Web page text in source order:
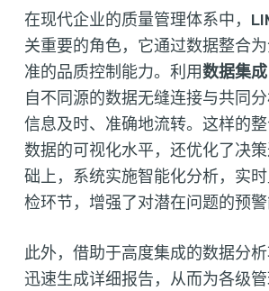
在现代企业的质量管理体系中，
关重要的角色，它通过数据整合
准的品质控制能力。利用数据集成
自不同源的数据无缝连接与共同
信息及时、准确地流转。这样的
数据的可视化水平，还优化了决
础上，系统实施智能化分析，实
检环节，增强了对潜在问题的预警
此外，借助于高度集成的数据分
迅速生成详细报告，从而为各级